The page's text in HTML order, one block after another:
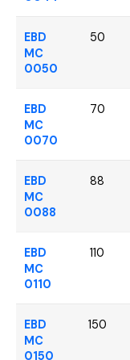
EBD
MC
0050
50
EBD
MC
0070
70
EBD
MC
0088
88
EBD
MC
0110
110
EBD
MC
0150
150